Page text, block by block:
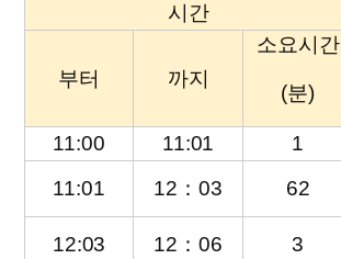
시간
부터 까지
소요시간
(분)
11:00 11:01 1
11:01
12：03 62
12:03
12：06 3